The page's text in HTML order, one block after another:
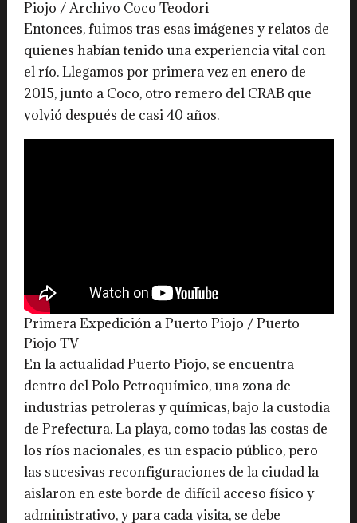
Piojo / Archivo Coco Teodori
Entonces, fuimos tras esas imágenes y relatos de
quienes habían tenido una experiencia vital con
el río. Llegamos por primera vez en enero de
2015, junto a Coco, otro remero del CRAB que
volvió después de casi 40 años.
Primera Expedición a Puerto Piojo / Puerto
Piojo TV
En la actualidad Puerto Piojo, se encuentra
dentro del Polo Petroquímico, una zona de
industrias petroleras y químicas, bajo la custodia
de Prefectura. La playa, como todas las costas de
los ríos nacionales, es un espacio público, pero
las sucesivas reconfiguraciones de la ciudad la
aislaron en este borde de difícil acceso físico y
administrativo, y para cada visita, se debe